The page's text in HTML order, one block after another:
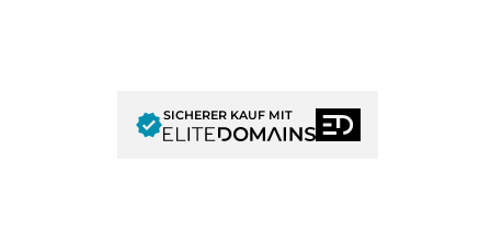
verifiedSICHERER KAUF MIT